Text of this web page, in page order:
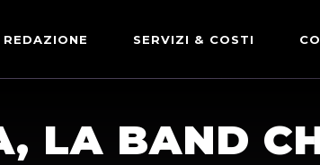
REDAZIONE SERVIZI & COSTI
LE NOSTRE PARTNERSHIP
LA BAND